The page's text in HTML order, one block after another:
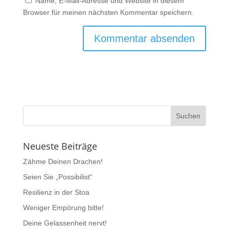
Browser für meinen nächsten Kommentar speichern.
Neueste Beiträge
Zähme Deinen Drachen!
Seien Sie „Possibilist“
Resilienz in der Stoa
Weniger Empörung bitte!
Deine Gelassenheit nervt!